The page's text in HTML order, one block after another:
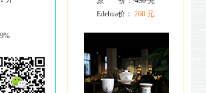
Edehua价： 260 元